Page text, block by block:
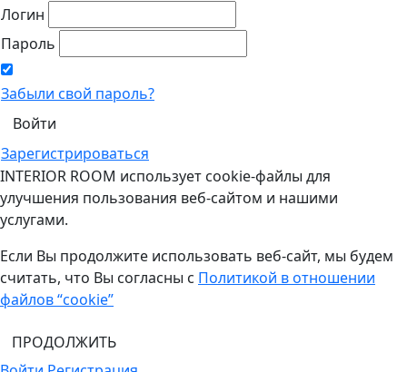
Логин
Пароль
Забыли свой пароль?
Зарегистрироваться
INTERIOR ROOM использует cookie-файлы для
улучшения пользования веб-сайтом и нашими
услугами.
Если Вы продолжите использовать веб-сайт, мы будем
считать, что Вы согласны с Политикой в отношении
файлов “cookie”
ПРОДОЛЖИТЬ